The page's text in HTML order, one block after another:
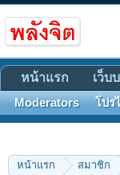
หน้าแรก สมาชิก
หน้าแรก เว็บ
Moderators โปร